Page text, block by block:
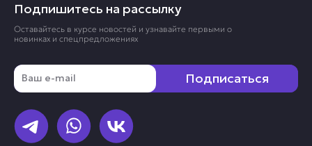
Подпишитесь на рассылку
Оставайтесь в курсе новостей и узнавайте первыми о
новинках и спецпредложениях
Email
Подписаться